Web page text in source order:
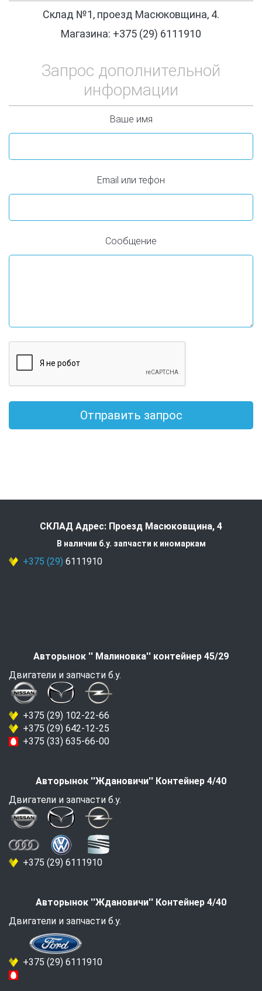
Склад №1, проезд Масюковщина, 4.
Магазина: +375 (29) 6111910
Запрос дополнительной
информации
Ваше имя
Email или тефон
Сообщение
Отправить запрос
СКЛАД Адрес: Проезд Масюковщина, 4
В наличии б.у. запчасти к иномаркам
+375 (29) 6111910
Авторынок '' Малиновка'' контейнер 45/29
Двигатели и запчасти б.у.
+375 (29) 102-22-66
+375 (29) 642-12-25
+375 (33) 635-66-00
Авторынок ''Ждановичи'' Контейнер 4/40
Двигатели и запчасти б.у.
+375 (29) 6111910
Авторынок ''Ждановичи'' Контейнер 4/40
Двигатели и запчасти б.у.
+375 (29) 6111910